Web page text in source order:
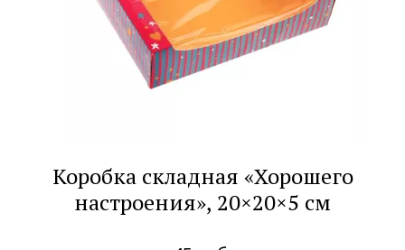
Коробка складная «Хорошего
настроения», 20×20×5 см